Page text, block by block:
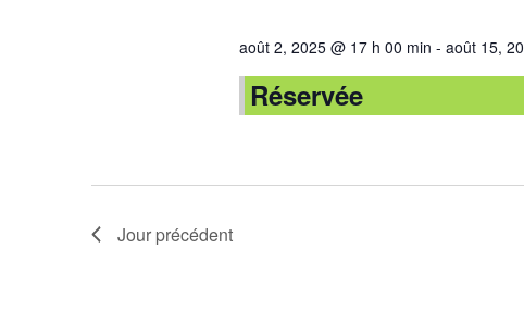
août 2, 2025 @ 17 h 00 min - août 15,
Réservée
Jour précédent